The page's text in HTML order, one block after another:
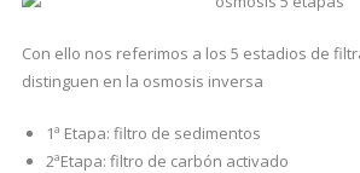
Con ello nos referimos a los 5 estadios de
distinguen en la osmosis inversa
1ª Etapa: filtro de sedimentos
2ªEtapa: filtro de carbón activado